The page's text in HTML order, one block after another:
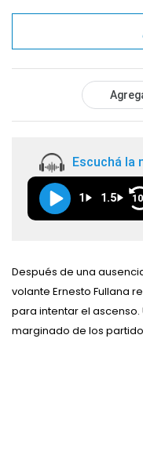
Escuchá la
1 1.5 10
Después de una
volante Ernesto Fullana
para intentar el
marginado de los